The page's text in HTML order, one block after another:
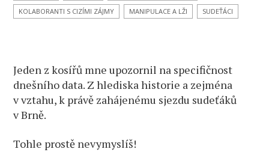
KOLABORANTI S CIZÍMI ZÁJMY
MANIPULACE A LŽI SUDEŤÁCI
Jeden z kosířů mne upozornil na specifičnost
dnešního data. Z hlediska historie a zejména
v vztahu, k právě zahájenému sjezdu sudeťáků
v Brně.
Tohle prostě nevymyslíš!